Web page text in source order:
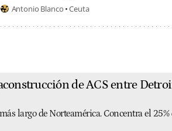
Antonio Blanco Ceuta
de ACS entre
largo de Norteamérica. Concentra el